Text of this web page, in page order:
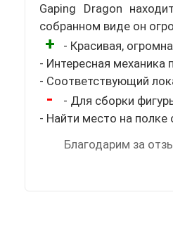
Gaping Dragon
собранном виде он
+
- Красивая,
- Интересная механика
- Соответствующий
-
- Для сборки
- Найти место на
Благодарим за